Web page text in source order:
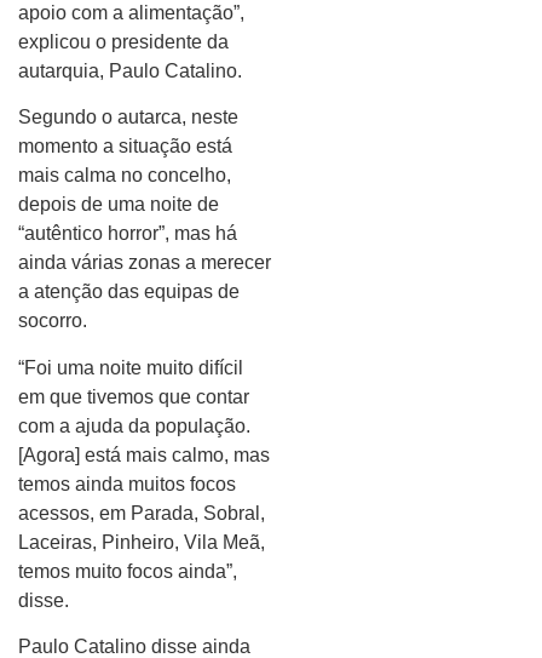
apoio com a alimentação”,
explicou o presidente da
autarquia, Paulo Catalino.
Segundo o autarca, neste
momento a situação está
mais calma no concelho,
depois de uma noite de
“autêntico horror”, mas há
ainda várias zonas a merecer
a atenção das equipas de
socorro.
“Foi uma noite muito difícil
em que tivemos que contar
com a ajuda da população.
[Agora] está mais calmo, mas
temos ainda muitos focos
acessos, em Parada, Sobral,
Laceiras, Pinheiro, Vila Meã,
temos muito focos ainda”,
disse.
Paulo Catalino disse ainda